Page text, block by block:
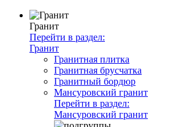
Гранит
Перейти в раздел:
Гранит
Гранитная плитка
Гранитная брусчатка
Гранитный бордюр
Мансуровский гранит
Перейти в раздел:
Мансуровский гранит